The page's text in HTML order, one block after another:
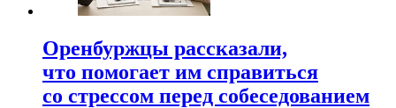
Оренбуржцы рассказали,
что помогает им справиться
со стрессом перед собеседованием